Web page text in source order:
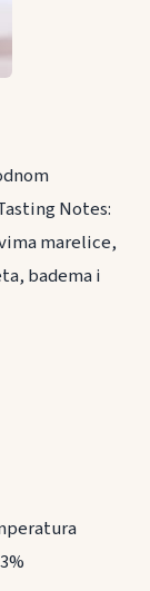
Notes:
marelice,
badema i